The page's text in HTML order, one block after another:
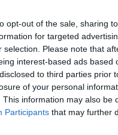
opt-out of the sale, sharing
for targeted
selection. Please note that
interest-based ads
to third parties prior
of your personal
This information may also be
Participants that may further
de
como Mejor
amañado"